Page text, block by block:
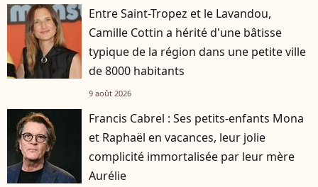
Entre Saint-Tropez et le Lavandou,
Camille Cottin a hérité d'une bâtisse
typique de la région dans une petite ville
de 8000 habitants
9 août 2026
Francis Cabrel : Ses petits-enfants Mona
et Raphaël en vacances, leur jolie
complicité immortalisée par leur mère
Aurélie